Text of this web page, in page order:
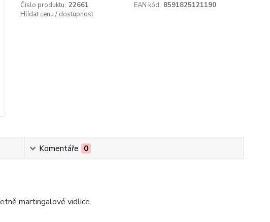
Číslo produktu: 22661 EAN kód: 8591825121190
Hlídat cenu / dostupnost
Komentáře 0
martingalové vidlice.